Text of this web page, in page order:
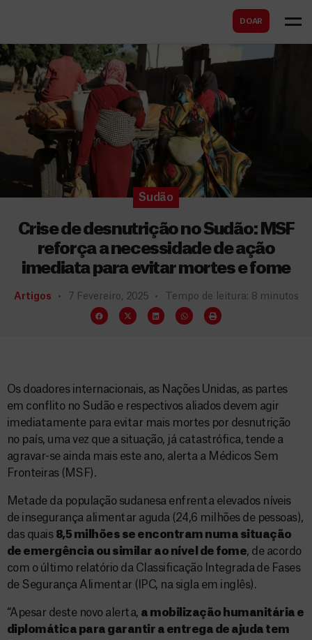
DOAR
a
Sudão
Crise de desnutrição no Sudão: MSF
reforça a necessidade de ação
imediata para evitar mortes e fome
Artigos 7 Fevereiro, 2025 Tempo de leitura: 8 minutos
Os doadores internacionais, as Nações Unidas, as partes
em conflito no Sudão e respectivos aliados devem agir
imediatamente para evitar mais mortes por desnutrição
no país, uma vez que a situação, já catastrófica, tende a
agravar-se ainda mais este ano, alerta a Médicos Sem
Fronteiras (MSF).
Metade da população sudanesa enfrenta elevados níveis
de insegurança alimentar aguda (24,6 milhões de pessoas),
das quais 8,5 milhões se encontram numa situação
de emergência ou similar ao nível de fome, de acordo
com o último relatório da Classificação Integrada de Fases
de Segurança Alimentar (IPC, na sigla em inglês).
“Apesar deste novo alerta, a mobilização humanitária e
diplomática para garantir a entrega de ajuda tem
s
c
r